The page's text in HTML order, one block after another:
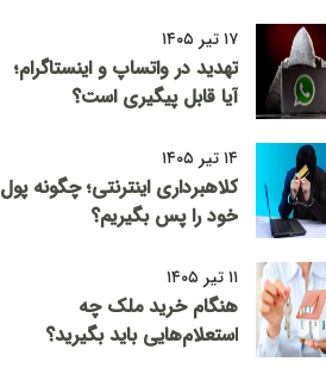
۱۷ تیر ۱۴۰۵
تهدید در واتساپ و اینستاگرام؛
آیا قابل پیگیری است؟
۱۴ تیر ۱۴۰۵
کلاهبرداری اینترنتی؛ چگونه پول
خود را پس بگیریم؟
۱۱ تیر ۱۴۰۵
هنگام خرید ملک چه
استعلام‌هایی باید بگیرید؟